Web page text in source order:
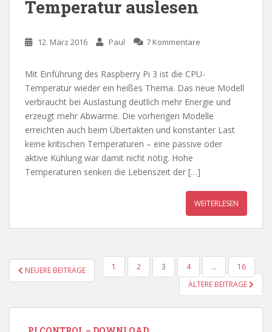
Temperatur auslesen
12. März 2016 Paul 7 Kommentare
Mit Einführung des Raspberry Pi 3 ist die CPU-
Temperatur wieder ein heißes Thema. Das neue Modell
verbraucht bei Auslastung deutlich mehr Energie und
erzeugt mehr Abwärme. Die vorherigen Modelle
erreichten auch beim Übertakten und konstanter Last
keine kritischen Temperaturen – eine passive oder
aktive Kühlung war damit nicht nötig. Hohe
Temperaturen senken die Lebenszeit der […]
WEITERLESEN
SEITENNUMMERIERUNG
DER
NEUERE BEITRÄGE 1 2 3 4 …
16
ÄLTERE BEITRÄGE